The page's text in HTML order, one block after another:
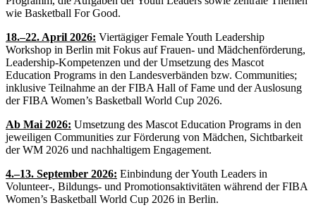
wie Basketball For Good.
18.–22. April 2026: Viertägiger Female Youth Leadership
Workshop in Berlin mit Fokus auf Frauen- und Mädchenförderung,
Leadership-Kompetenzen und der Umsetzung des Mascot
Education Programs in den Landesverbänden bzw. Communities;
inklusive Teilnahme an der FIBA Hall of Fame und der Auslosung
der FIBA Women’s Basketball World Cup 2026.
Ab Mai 2026: Umsetzung des Mascot Education Programs in den
jeweiligen Communities zur Förderung von Mädchen, Sichtbarkeit
der WM 2026 und nachhaltigem Engagement.
4.–13. September 2026: Einbindung der Youth Leaders in
Volunteer-, Bildungs- und Promotionsaktivitäten während der FIBA
Women’s Basketball World Cup 2026 in Berlin.